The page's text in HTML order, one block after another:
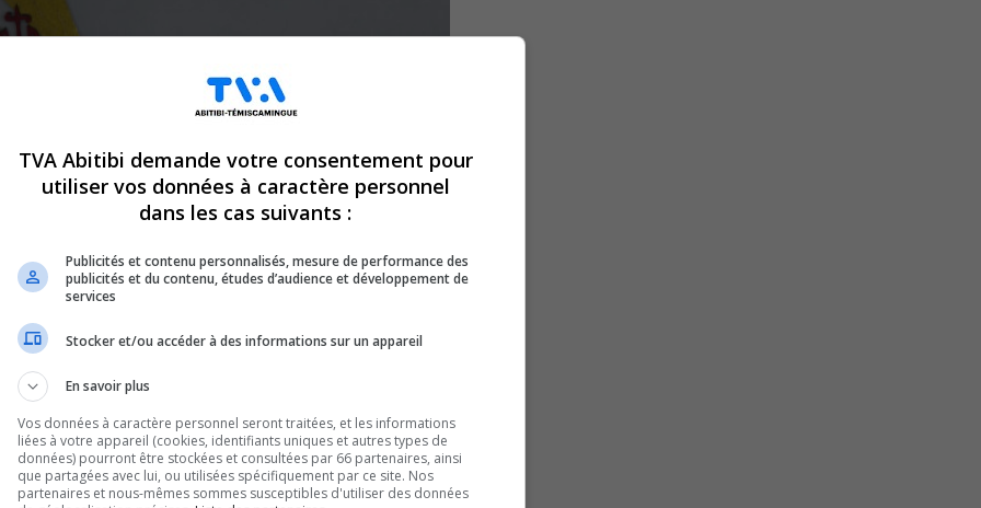
d’Or, on
prises avec des
et de santé
met en lumière.
TVA Abitibi demande votre consentement pour
utiliser vos données à caractère personnel
dans les cas suivants :
Publicités et contenu personnalisés, mesure de performance des
publicités et du contenu, études d’audience et développement de
services
Stocker et/ou accéder à des informations sur un appareil
En savoir plus
Vos données à caractère personnel seront traitées, et les informations
liées à votre appareil (cookies, identifiants uniques et autres types de
données) pourront être stockées et consultées par 66 partenaires, ainsi
que partagées avec lui, ou utilisées spécifiquement par ce site. Nos
partenaires et nous-mêmes sommes susceptibles d'utiliser des données